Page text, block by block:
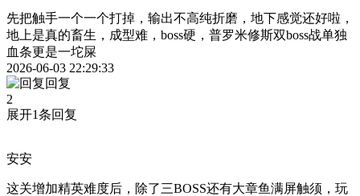
先把触手一个一个打掉，输出不高纯折磨，地下感觉还好啦，
地上是真的畜生，成型难，boss硬，普罗米修斯双boss战单独
血条更是一坨屎
2026-06-03 22:29:33
回复
2
展开1条回复
安安
这关增加精英难度后，除了三BOSS还有大章鱼满屏触须，玩